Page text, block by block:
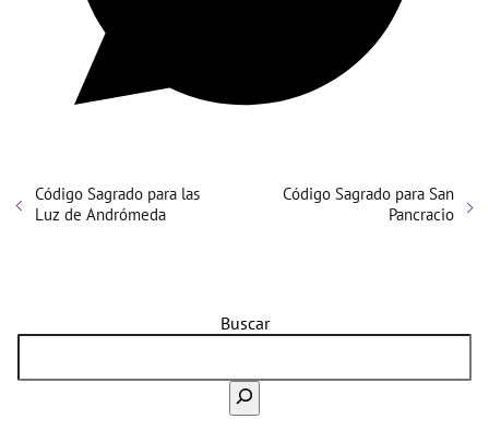
Código Sagrado para las
Luz de Andrómeda
Código Sagrado para San
Pancracio
Buscar